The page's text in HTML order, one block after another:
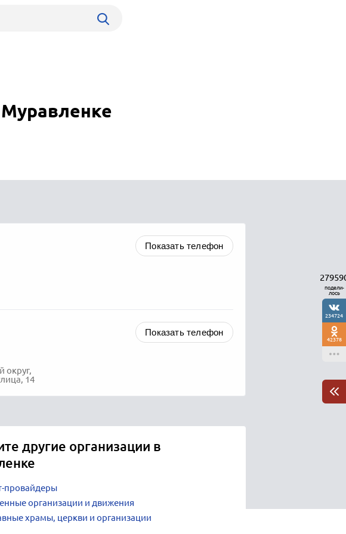
Показать телефон
округ,
14
Показать телефон
другие организации в
провайдеры
организации и движения
храмы, церкви и организации
подели-
лось
234724
42378